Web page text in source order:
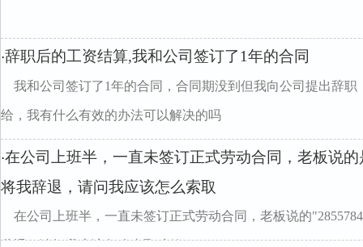
·辞职后的工资结算,我和公司签订了1年的合同
我和公司签订了1年的合同，合同期没到但我向公司提出辞
给，我有什么有效的办法可以解决的吗
·在公司上班半，一直未签订正式劳动合同，老板说
将我辞退，请问我应该怎么索取
在公司上班半，一直未签订正式劳动合同，老板说的